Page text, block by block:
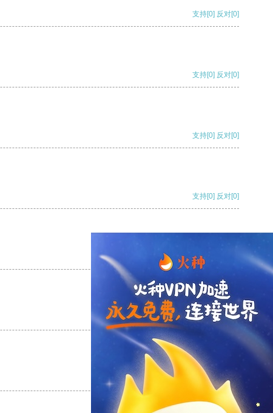
支持[0] 反对[0]
支持[0] 反对[0]
支持[0] 反对[0]
支持[0] 反对[0]
支持
支持[0] 反对[0]
支持[0] 反对[0]